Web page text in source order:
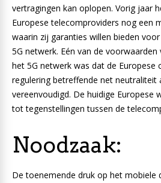
vertragingen kan oplopen. Vorig jaar
Europese telecomproviders nog een
waarin zij garanties willen bieden
5G netwerk. Eén van de
het 5G netwerk was dat de Europese
regulering betreffende net neutraliteit
vereenvoudigd. De huidige Europese
tot tegenstellingen tussen de
Noodzaak:
De toenemende druk op het mobiele